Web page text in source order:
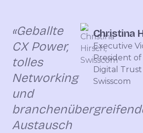
«Geballte
CX Power,
tolles
Networking
und
Austausch
Christina
Executive
President
Digital Trust
Swisscom